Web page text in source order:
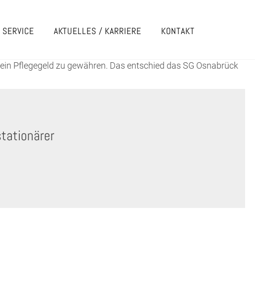
SERVICE AKTUELLES / KARRIERE KONTAKT
Pflegegeld zu gewähren. Das entschied das SG Osnabrück